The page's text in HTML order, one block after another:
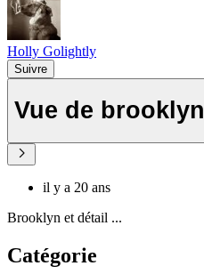
Holly Golightly
Suivre
Vue de brooklyn
il y a 20 ans
Brooklyn et détail ...
Catégorie